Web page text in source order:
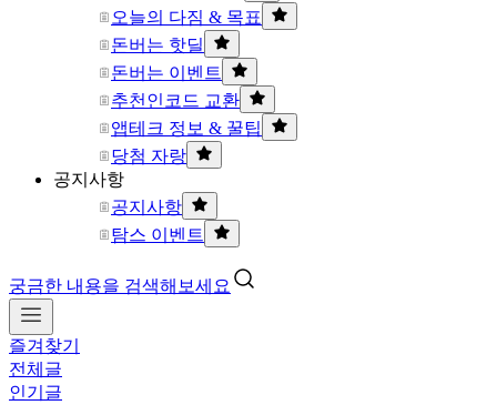
오늘의 다짐 & 목표
돈버는 핫딜
돈버는 이벤트
추천인코드 교환
앱테크 정보 & 꿀팁
당첨 자랑
공지사항
공지사항
탐스 이벤트
궁금한 내용을 검색해보세요
즐겨찾기
전체글
인기글